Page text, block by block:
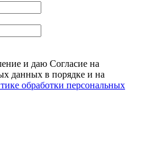
и даю Согласие на
данных в порядке и на
обработки персональных